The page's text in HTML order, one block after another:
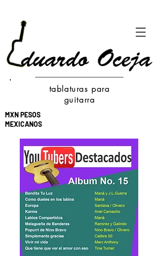
tablaturas para
guitarra
MXN PESOS
MEXICANOS